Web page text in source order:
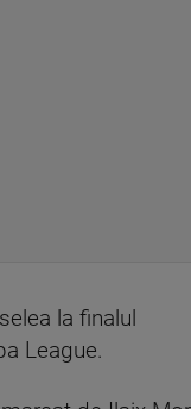
la finalul
League.